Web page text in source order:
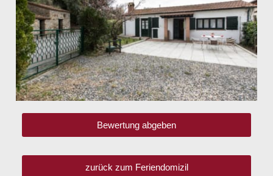
Bewertung abgeben
zurück zum Feriendomizil